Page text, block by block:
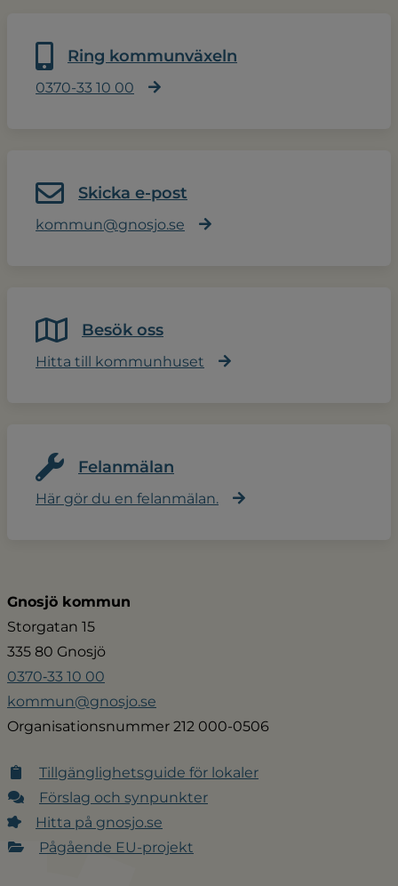
Ring kommunväxeln
0370-33 10 00
Skicka e-post
kommun@gnosjo.se
Besök oss
Hitta till kommunhuset
Felanmälan
Här gör du en felanmälan.
Gnosjö kommun
Storgatan 15
335 80 Gnosjö
0370‑33 10 00
kommun@gnosjo.se
Organisationsnummer 212 000-0506
Tillgänglighetsguide för lokaler
Förslag och synpunkter
Hitta på gnosjo.se
Pågående EU-projekt